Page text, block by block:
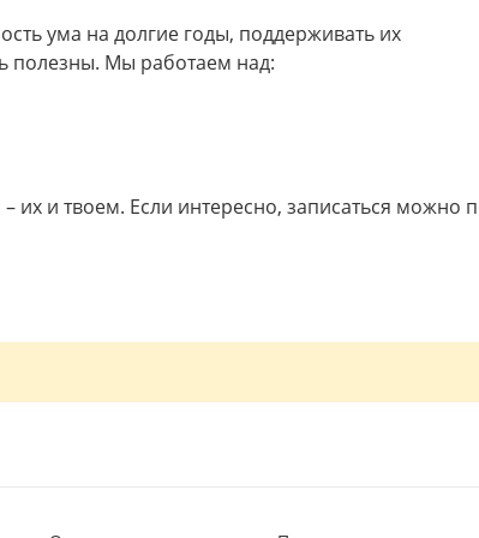
ума на долгие годы, поддерживать их
полезны. Мы работаем над:
их и твоем. Если интересно, записаться можно